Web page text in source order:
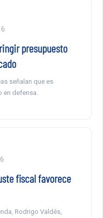
presupuesto
señalan que es
en defensa.
fiscal favorece
Rodrigo Valdés,